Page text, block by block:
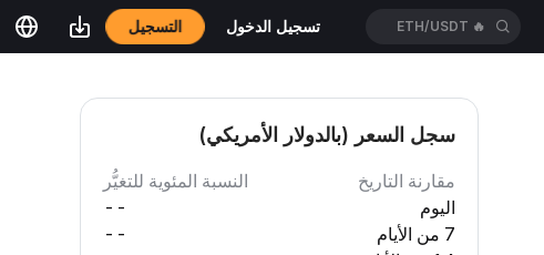
🔥
ETH/USDT تسجيل الدخول التسجيل
سجل السعر (بالدولار الأمريكي)
مقارنة التاريخ
النسبة المئوية للتغيُّر
اليوم
--
7 من الأيام
--